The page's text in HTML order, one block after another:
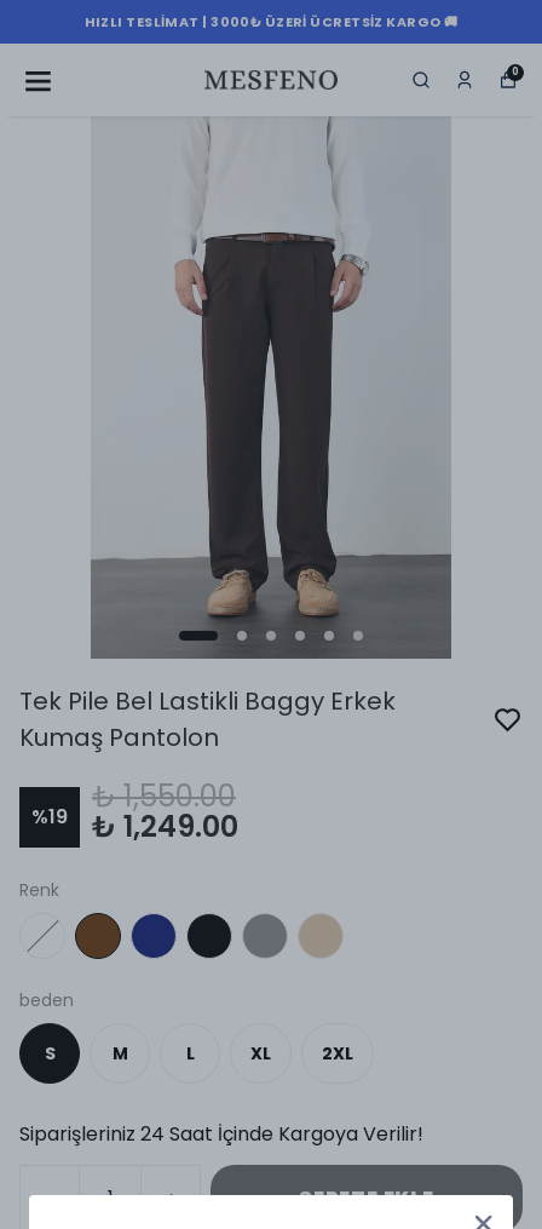
HIZLI TESLIMAT | 3000₺ ÜZERI ÜCRETSIZ KARGO 🚚
0
Tek Pile Bel Lastikli Baggy Erkek
Kumaş Pantolon
%19
₺ 1,550.00
₺ 1,249.00
Renk
beden
S M L XL 2XL
Siparişleriniz 24 Saat İçinde Kargoya Verilir!
SEPETE EKLE